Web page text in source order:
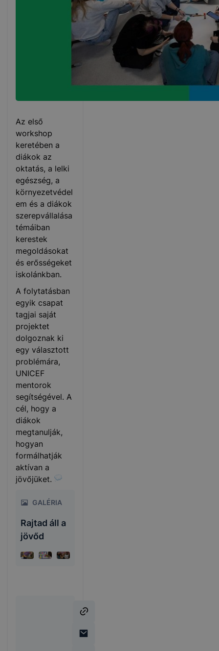
Az első
workshop
keretében a
diákok az
oktatás, a lelki
egészség, a
környezetvédel
em és a diákok
szerepvállalása
témáiban
kerestek
megoldásokat
és erősségeket
iskolánkban.
A folytatásban
egyik csapat
tagjai saját
projektet
dolgoznak ki
egy választott
problémára,
UNICEF
mentorok
segítségével. A
cél, hogy a
diákok
megtanulják,
hogyan
formálhatják
aktívan a
jövőjüket.
GALÉRIA
Rajtad áll a
jövőd